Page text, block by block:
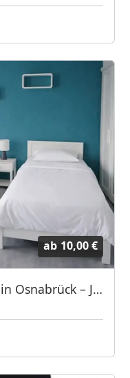
ab 10,00 €
Freie Monteurunterkünfte in Osnabrück – JETZT anrufen! Wir sprechen auch Polnisch